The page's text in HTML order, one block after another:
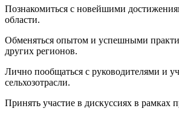
Познакомиться с новейшими
области.
Обменяться опытом и успешными
других регионов.
Лично пообщаться с руководителями и
сельхозотрасли.
Принять участие в дискуссиях в рамках